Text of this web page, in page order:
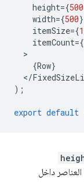
height={
width={
itemSize
{Row
</
export
داخل